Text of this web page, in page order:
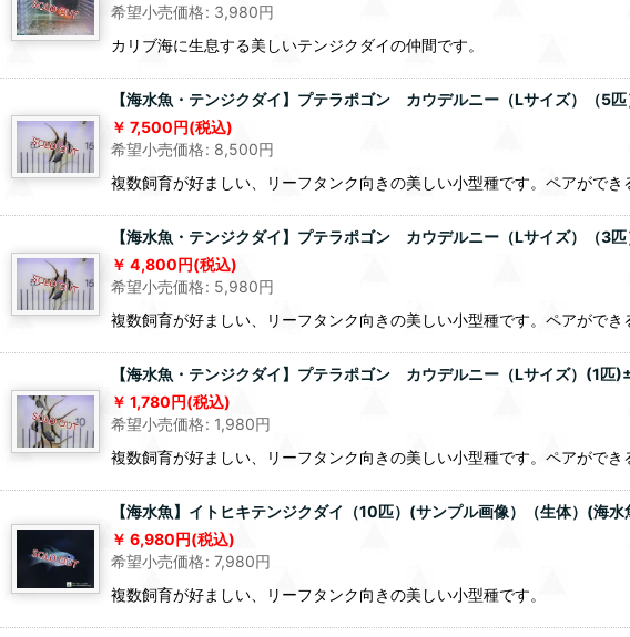
希望小売価格: 3,980円
カリブ海に生息する美しいテンジクダイの仲間です。
【海水魚・テンジクダイ】プテラポゴン カウデルニー（Lサイズ）（5
7,500円(税込)
希望小売価格: 8,500円
複数飼育が好ましい、リーフタンク向きの美しい小型種です。ペアができ
【海水魚・テンジクダイ】プテラポゴン カウデルニー（Lサイズ）（3
4,800円(税込)
希望小売価格: 5,980円
複数飼育が好ましい、リーフタンク向きの美しい小型種です。ペアができ
【海水魚・テンジクダイ】プテラポゴン カウデルニー（Lサイズ）(1
1,780円(税込)
希望小売価格: 1,980円
複数飼育が好ましい、リーフタンク向きの美しい小型種です。ペアができ
【海水魚】イトヒキテンジクダイ（10匹）(サンプル画像）（生体）(海水
6,980円(税込)
希望小売価格: 7,980円
複数飼育が好ましい、リーフタンク向きの美しい小型種です。